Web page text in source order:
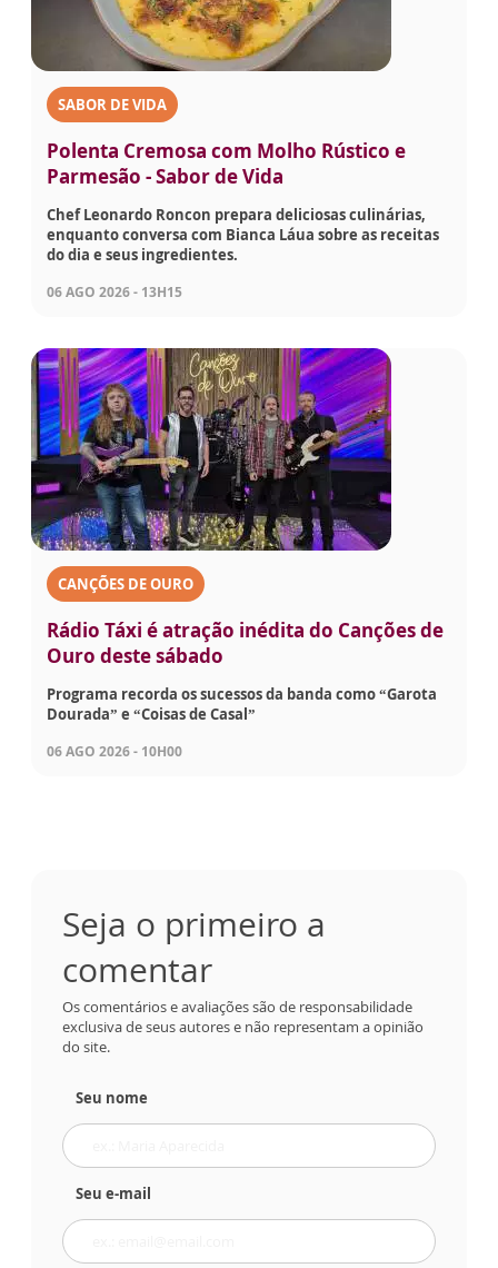
SABOR DE VIDA
Polenta Cremosa com Molho Rústico e
Parmesão - Sabor de Vida
Chef Leonardo Roncon prepara deliciosas culinárias,
enquanto conversa com Bianca Láua sobre as receitas
do dia e seus ingredientes.
06 AGO 2026 - 13H15
CANÇÕES DE OURO
Rádio Táxi é atração inédita do Canções de
Ouro deste sábado
Programa recorda os sucessos da banda como “Garota
Dourada” e “Coisas de Casal”
06 AGO 2026 - 10H00
Seja o primeiro a
comentar
Os comentários e avaliações são de responsabilidade
exclusiva de seus autores e não representam a opinião
do site.
Seu nome
Seu e-mail